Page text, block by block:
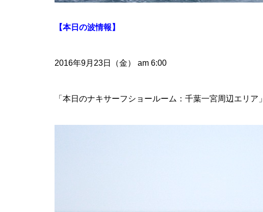
【本日の波情報】
2016年9月23日（金） am 6:00
「本日のナキサーフショールーム：千葉一宮周辺エリア」